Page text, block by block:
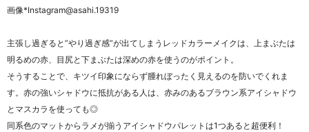
画像*Instagram@asahi.19319
主張し過ぎると”やり過ぎ感”が出てしまうレッドカラーメイクは、 上まぶたは
明るめの赤、目尻と下まぶたは深めの赤を使うのがポイント。
そうすることで、キツイ印象にならず腫れぼったく見えるのを防いでくれま
す。 赤の強いシャドウに抵抗がある人は、赤みのあるブラウン系アイシャドウ
とマスカラを使っても◎
同系色のマットからラメが揃うアイシャドウパレットは1つあると超便利！